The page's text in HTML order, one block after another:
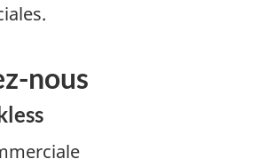
nous